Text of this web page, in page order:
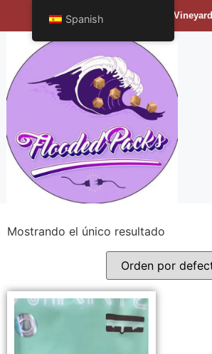
Bengals Vineyard
Mostrando el único resultado
Spanish